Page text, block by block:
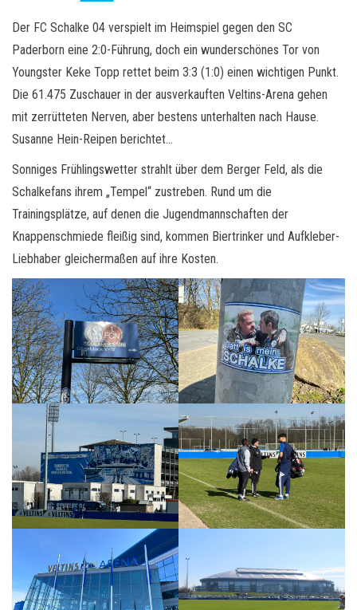
Der FC Schalke 04 verspielt im Heimspiel gegen den SC
Paderborn eine 2:0-Führung, doch ein wunderschönes Tor von
Youngster Keke Topp rettet beim 3:3 (1:0) einen wichtigen Punkt.
Die 61.475 Zuschauer in der ausverkauften Veltins-Arena gehen
mit zerrütteten Nerven, aber bestens unterhalten nach Hause.
Susanne Hein-Reipen berichtet…
Sonniges Frühlingswetter strahlt über dem Berger Feld, als die
Schalkefans ihrem „Tempel“ zustreben. Rund um die
Trainingsplätze, auf denen die Jugendmannschaften der
Knappenschmiede fleißig sind, kommen Biertrinker und Aufkleber-
Liebhaber gleichermaßen auf ihre Kosten.